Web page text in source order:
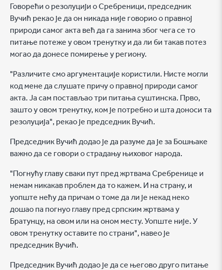
Говорећи о резолуцији о Сребреници, председник
Вучић рекао је да он никада није говорио о правној
природи самог акта већ да га занима због чега се то
питање потеже у овом тренутку и да ли би такав потез
могао да донесе помирење у региону.
"Различите смо аргументације користили. Нисте могли
код мене да слушате причу о правној природи самог
акта. Ја сам постављао три питања суштинска. Прво,
зашто у овом тренутку, ком је потребно и шта доноси та
резолуција", рекао је председник Вучић.
Председник Вучић додао је да разуме да је за Бошњаке
важно да се говори о страдању њиховог народа.
"Погнућу главу сваки пут пред жртвама Сребренице и
немам никакав проблем да то кажем. И на страну, и
уопште нећу да причам о томе да ли је некад неко
дошао па погнуо главу пред српским жртвама у
Братунцу, на овом или на оном месту. Уопште није. У
овом тренутку оставите по страни", навео је
председник Вучић.
Председник Вучић додао је да се његово друго питање